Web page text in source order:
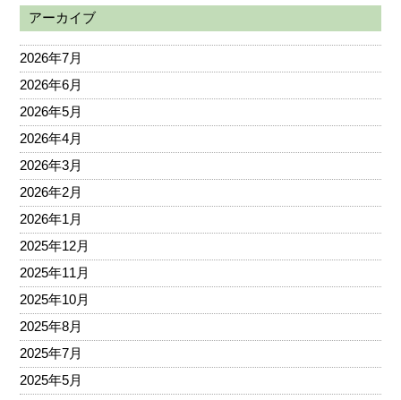
アーカイブ
2026年7月
2026年6月
2026年5月
2026年4月
2026年3月
2026年2月
2026年1月
2025年12月
2025年11月
2025年10月
2025年8月
2025年7月
2025年5月